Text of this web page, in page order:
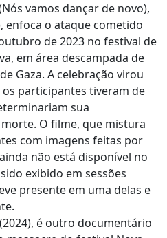
vamos dançar de novo),
enfoca o ataque cometido
de 2023 no festival de
em área descampada de
Gaza. A celebração virou
participantes tiveram de
sua
O filme, que mistura
com imagens feitas por
não está disponível no
exibido em sessões
presente em uma delas e
(2024), é outro documentário